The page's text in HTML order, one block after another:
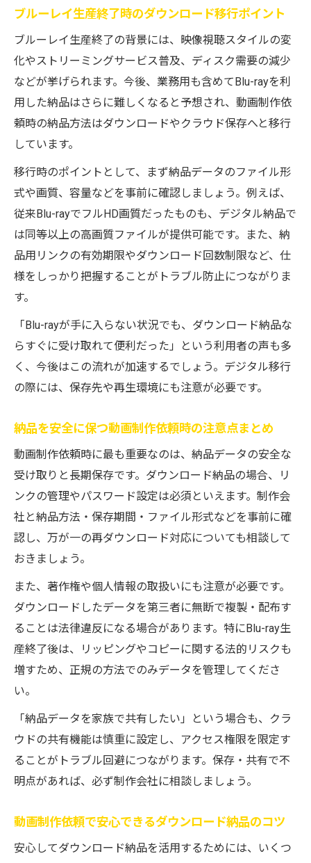
ブルーレイ生産終了時のダウンロード移行ポイント
ブルーレイ生産終了の背景には、映像視聴スタイルの変
化やストリーミングサービス普及、ディスク需要の減少
などが挙げられます。今後、業務用も含めてBlu-rayを利
用した納品はさらに難しくなると予想され、動画制作依
頼時の納品方法はダウンロードやクラウド保存へと移行
しています。
移行時のポイントとして、まず納品データのファイル形
式や画質、容量などを事前に確認しましょう。例えば、
従来Blu-rayでフルHD画質だったものも、デジタル納品で
は同等以上の高画質ファイルが提供可能です。また、納
品用リンクの有効期限やダウンロード回数制限など、仕
様をしっかり把握することがトラブル防止につながりま
す。
「Blu-rayが手に入らない状況でも、ダウンロード納品な
らすぐに受け取れて便利だった」という利用者の声も多
く、今後はこの流れが加速するでしょう。デジタル移行
の際には、保存先や再生環境にも注意が必要です。
納品を安全に保つ動画制作依頼時の注意点まとめ
動画制作依頼時に最も重要なのは、納品データの安全な
受け取りと長期保存です。ダウンロード納品の場合、リ
ンクの管理やパスワード設定は必須といえます。制作会
社と納品方法・保存期間・ファイル形式などを事前に確
認し、万が一の再ダウンロード対応についても相談して
おきましょう。
また、著作権や個人情報の取扱いにも注意が必要です。
ダウンロードしたデータを第三者に無断で複製・配布す
ることは法律違反になる場合があります。特にBlu-ray生
産終了後は、リッピングやコピーに関する法的リスクも
増すため、正規の方法でのみデータを管理してくださ
い。
「納品データを家族で共有したい」という場合も、クラ
ウドの共有機能は慎重に設定し、アクセス権限を限定す
ることがトラブル回避につながります。保存・共有で不
明点があれば、必ず制作会社に相談しましょう。
動画制作依頼で安心できるダウンロード納品のコツ
安心してダウンロード納品を活用するためには、いくつ